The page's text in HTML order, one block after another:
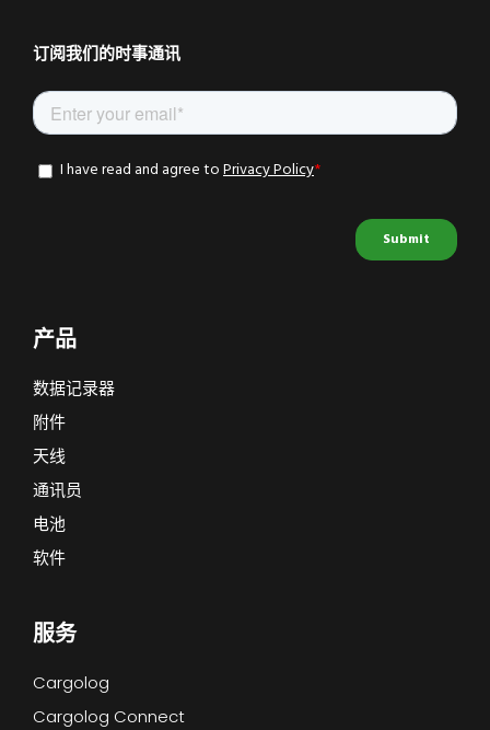
订阅我们的时事通讯
产品
数据记录器
附件
天线
通讯员
电池
软件
服务
Cargolog
Cargolog Connect